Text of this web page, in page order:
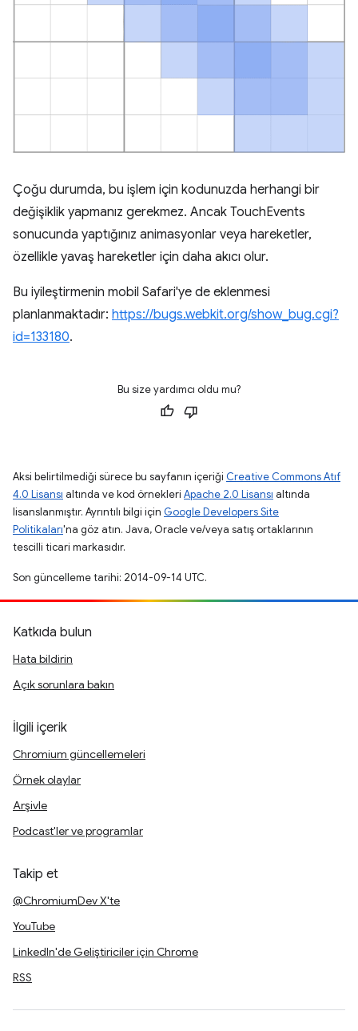
Çoğu durumda, bu işlem için kodunuzda herhangi bir
değişiklik yapmanız gerekmez. Ancak TouchEvents
sonucunda yaptığınız animasyonlar veya hareketler,
özellikle yavaş hareketler için daha akıcı olur.
Bu iyileştirmenin mobil Safari'ye de eklenmesi
planlanmaktadır: https://bugs.webkit.org/show_bug.cgi?
id=133180.
Bu size yardımcı oldu mu?
Aksi belirtilmediği sürece bu sayfanın içeriği Creative Commons Atıf
4.0 Lisansı altında ve kod örnekleri Apache 2.0 Lisansı altında
lisanslanmıştır. Ayrıntılı bilgi için Google Developers Site
Politikaları'na göz atın. Java, Oracle ve/veya satış ortaklarının
tescilli ticari markasıdır.
Son güncelleme tarihi: 2014-09-14 UTC.
Katkıda bulun
Hata bildirin
Açık sorunlara bakın
İlgili içerik
Chromium güncellemeleri
Örnek olaylar
Arşivle
Podcast'ler ve programlar
Takip et
@ChromiumDev X'te
YouTube
LinkedIn'de Geliştiriciler için Chrome
RSS